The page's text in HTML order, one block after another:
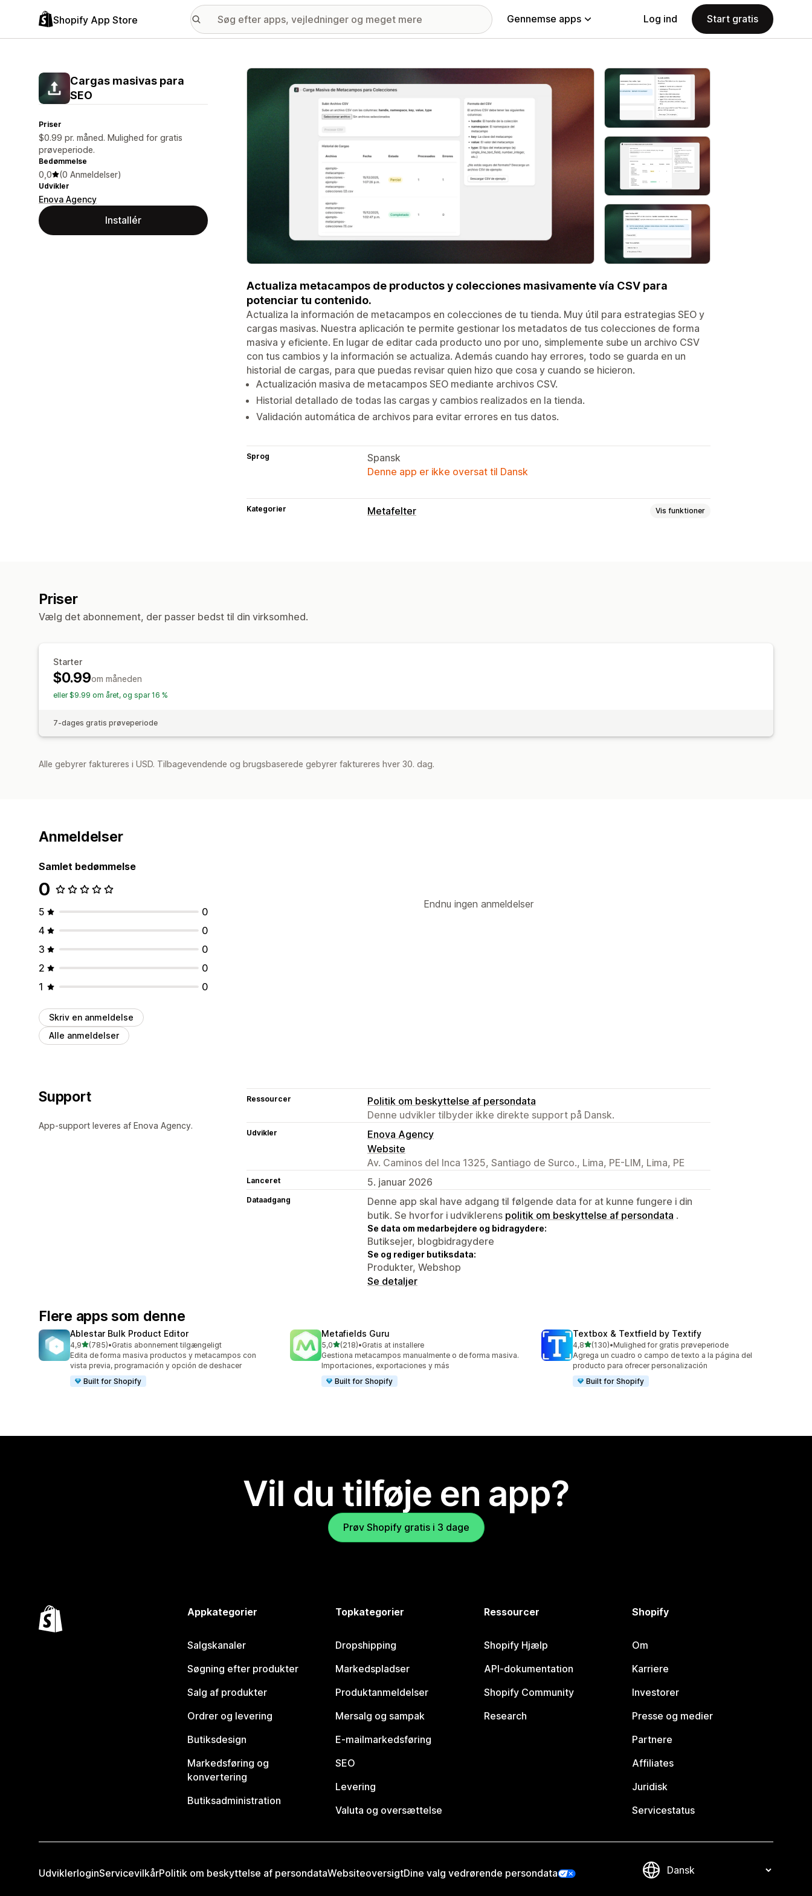
Shopify App Store Gennemse apps Log ind Start gratis
Cargas masivas para
SEO
Priser
$0.99 pr. måned. Mulighed for gratis
prøveperiode.
Bedømmelse
0,0 (0 Anmeldelser)
Udvikler
Enova Agency
Installér
Galleri med udvalgte billeder
Actualiza metacampos de productos y colecciones masivamente vía CSV para
potenciar tu contenido.
Actualiza la información de metacampos en colecciones de tu tienda. Muy útil para estrategias SEO y
cargas masivas. Nuestra aplicación te permite gestionar los metadatos de tus colecciones de forma
masiva y eficiente. En lugar de editar cada producto uno por uno, simplemente sube un archivo CSV
con tus cambios y la información se actualiza. Además cuando hay errores, todo se guarda en un
historial de cargas, para que puedas revisar quien hizo que cosa y cuando se hicieron.
Actualización masiva de metacampos SEO mediante archivos CSV.
Historial detallado de todas las cargas y cambios realizados en la tienda.
Validación automática de archivos para evitar errores en tus datos.
Sprog
Spansk
Denne app er ikke oversat til Dansk
Kategorier Metafelter Vis funktioner
Priser
Vælg det abonnement, der passer bedst til din virksomhed.
Starter
$0.99om måneden
eller $9.99 om året, og spar 16 %
7-dages gratis prøveperiode
Alle gebyrer faktureres i USD. Tilbagevendende og brugsbaserede gebyrer faktureres hver 30. dag.
Anmeldelser
Samlet bedømmelse
0
5
0
4
0
3
0
2
0
1
0
Skriv en anmeldelse
Alle anmeldelser
Endnu ingen anmeldelser
Support
App-support leveres af Enova Agency.
Ressourcer
Politik om beskyttelse af persondata
Denne udvikler tilbyder ikke direkte support på Dansk.
Udvikler
Enova Agency
Website
Av. Caminos del Inca 1325, Santiago de Surco., Lima, PE-LIM, Lima, PE
Lanceret 5. januar 2026
Dataadgang
Denne app skal have adgang til følgende data for at kunne fungere i din
butik. Se hvorfor i udviklerens politik om beskyttelse af persondata .
Se data om medarbejdere og bidragydere:
Butiksejer, blogbidragydere
Se og rediger butiksdata:
Produkter, Webshop
Se detaljer
Flere apps som denne
Ablestar Bulk Product Editor
4,9ud af 5 stjerner
(785)
785 anmeldelser i alt
•Gratis abonnement tilgængeligt
Edita de forma masiva productos y metacampos con
vista previa, programación y opción de deshacer
Built for Shopify
Metafields Guru
5,0ud af 5 stjerner
(218)
218 anmeldelser i alt
•Gratis at installere
Gestiona metacampos manualmente o de forma masiva.
Importaciones, exportaciones y más
Built for Shopify
Textbox & Textfield by Textify
4,8ud af 5 stjerner
(130)
130 anmeldelser i alt
•Mulighed for gratis prøveperiode
Agrega un cuadro o campo de texto a la página del
producto para ofrecer personalización
Built for Shopify
Vil du tilføje en app?
Prøv Shopify gratis i 3 dage
Appkategorier
Salgskanaler
Søgning efter produkter
Salg af produkter
Ordrer og levering
Butiksdesign
Markedsføring og
konvertering
Butiksadministration
Topkategorier
Dropshipping
Markedspladser
Produktanmeldelser
Mersalg og sampak
E-mailmarkedsføring
SEO
Levering
Valuta og oversættelse
Ressourcer
Shopify Hjælp
API-dokumentation
Shopify Community
Research
Shopify
Om
Karriere
Investorer
Presse og medier
Partnere
Affiliates
Juridisk
Servicestatus
UdviklerloginServicevilkårPolitik om beskyttelse af persondataWebsiteoversigtDine valg vedrørende persondata